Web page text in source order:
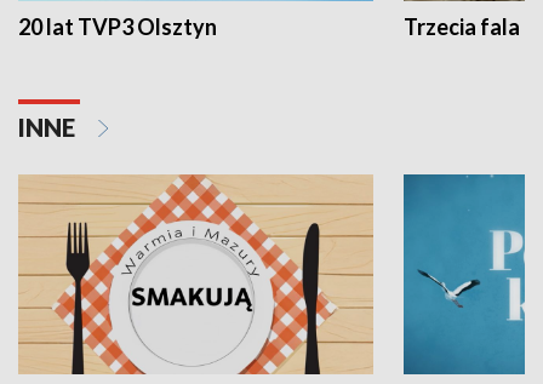
20 lat TVP3 Olsztyn Trzecia fala -
INNE